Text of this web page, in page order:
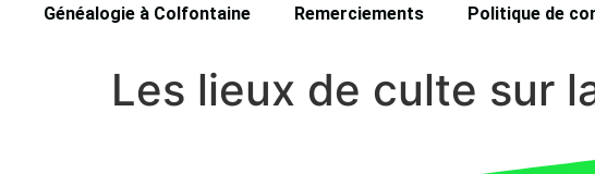
Généalogie à Colfontaine
Remerciements Politique de
Les lieux de culte sur